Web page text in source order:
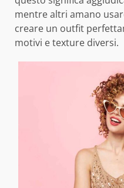
mentre altri amano
creare un outfit
motivi e texture diversi.